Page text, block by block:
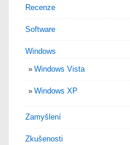
Recenze
Software
Windows
Windows Vista
Windows XP
Zamyšlení
Zkušenosti